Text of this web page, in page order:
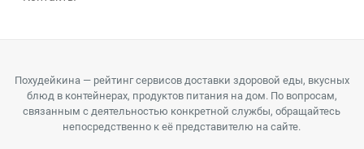
Похудейкина — рейтинг сервисов доставки здоровой еды, вкусных
блюд в контейнерах, продуктов питания на дом. По вопросам,
связанным с деятельностью конкретной службы, обращайтесь
непосредственно к её представителю на сайте.